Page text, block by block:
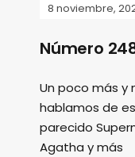
8 noviembre,
Número
Un poco más y
hablamos de
parecido
Agatha y más